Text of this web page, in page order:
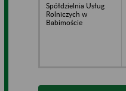
Spółdzielnia Usług
Rolniczych w
Babimoście